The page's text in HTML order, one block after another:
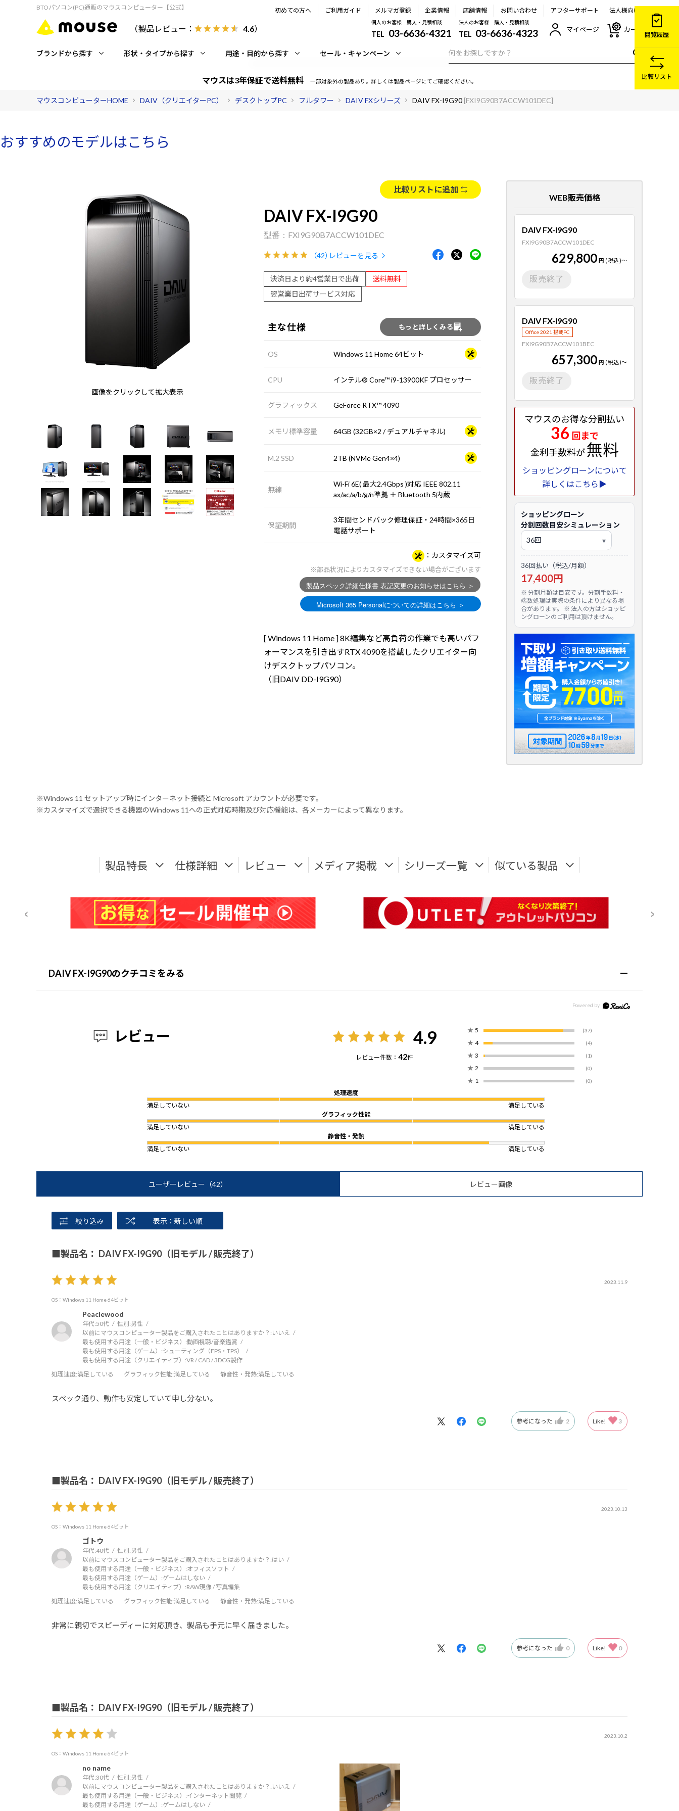
BTOパソコン(PC)通販のマウスコンピューター【公式】
（製品レビュー： 4.6）
初めての方へ ご利用ガイド メルマガ登録 企業情報 店舗情報 お問い合わせ アフターサポート 法人様向け
個人のお客様 購入・見積相談
TEL 03-6636-4321
法人のお客様 購入・見積相談
TEL 03-6636-4323 マイページ カート
ブランドから探す 形状・タイプから探す 用途・目的から探す セール・キャンペーン
マウスは3年保証で送料無料 一部対象外の製品あり。詳しくは製品ページにてご確認ください。
マウスコンピューターHOME DAIV（クリエイターPC） デスクトップPC フルタワー DAIV FXシリーズ DAIV FX-I9G90 [FXI9G90B7ACCW101DEC]
おすすめのモデルはこちら
画像をクリックして拡大表示
比較リストに追加
DAIV FX-I9G90
FXI9G90B7ACCW101DEC
（42）レビューを見る
決済日より約4営業日で出荷
送料無料
翌営業日出荷サービス対応
主な仕様 もっと詳しくみる
OS Windows 11 Home 64ビット
CPU インテル® Core™ i9-13900KF プロセッサー
グラフィックス GeForce RTX™ 4090
メモリ標準容量 64GB (32GB×2 / デュアルチャネル)
M.2 SSD 2TB (NVMe Gen4×4)
無線
Wi-Fi 6E( 最大2.4Gbps )対応 IEEE 802.11
ax/ac/a/b/g/n準拠 ＋ Bluetooth 5内蔵
保証期間
3年間センドバック修理保証・24時間×365日
電話サポート
カスタマイズ可
※部品状況によりカスタマイズできない場合がございます
[ Windows 11 Home ] 8K編集など高負荷の作業でも高いパフ
ォーマンスを引き出すRTX 4090を搭載したクリエイター向
けデスクトップパソコン。
（旧DAIV DD-I9G90）
WEB販売価格
DAIV FX-I9G90
FXI9G90B7ACCW101DEC
629,800 円 (税込)～
販売終了
DAIV FX-I9G90
Office 2021 搭載PC
FXI9G90B7ACCW101BEC
657,300 円 (税込)～
販売終了
マウスのお得な分割払い
36 回まで
金利手数料が無料
ショッピングローンについて
詳しくはこちら▶
ショッピングローン
分割回数目安シミュレーション
36回払い（税込/月額）
17,400円
※ 分割月額は目安です。分割手数料・
端数処理は実際の条件により異なる場
合があります。 ※ 法人の方はショッピ
ングローンのご利用は頂けません。
※Windows 11 セットアップ時にインターネット接続と Microsoft アカウントが必要です。
※カスタマイズで選択できる機器のWindows 11への正式対応時期及び対応機能は、各メーカーによって異なります。
製品特長 仕様詳細 レビュー メディア掲載 シリーズ一覧 似ている製品
DAIV FX-I9G90のクチコミをみる
レビュー 4.9
レビュー件数： 42件
★ 5 (37)
★ 4 (4)
★ 3 (1)
★ 2 (0)
★ 1 (0)
処理速度
満足していない
満足している
グラフィック性能
満足していない
満足している
静音性・発熱
満足していない
満足している
ユーザーレビュー （42） レビュー画像
絞り込み 表示：新しい順
■製品名： DAIV FX-I9G90（旧モデル / 販売終了）
2023.11.9
OS：Windows 11 Home 64ビット
Peaclewood
年代:50代 性別:男性
以前にマウスコンピューター製品をご購入されたことはありますか？: いいえ
最も使用する用途（一般・ビジネス）:動画視聴/音楽鑑賞
最も使用する用途（ゲーム）:シューティング（FPS・TPS）
最も使用する用途（クリエイティブ）:VR / CAD / 3DCG製作
処理速度:満足している グラフィック性能:満足している 静音性・発熱:満足している
スペック通り、動作も安定していて申し分ない。
参考になった 2 Like! 3
■製品名： DAIV FX-I9G90（旧モデル / 販売終了）
2023.10.13
OS：Windows 11 Home 64ビット
ゴトウ
年代:40代 性別:男性
以前にマウスコンピューター製品をご購入されたことはありますか？:はい
最も使用する用途（一般・ビジネス）:オフィスソフト
最も使用する用途（ゲーム）:ゲームはしない
最も使用する用途（クリエイティブ）:RAW現像 / 写真編集
処理速度:満足している グラフィック性能:満足している 静音性・発熱:満足している
非常に親切でスピーディーに対応頂き、製品も手元に早く届きました。
参考になった 0 Like! 0
■製品名： DAIV FX-I9G90（旧モデル / 販売終了）
2023.10.2
OS：Windows 11 Home 64ビット
no name
年代:30代 性別:男性
以前にマウスコンピューター製品をご購入されたことはありますか？: いいえ
最も使用する用途（一般・ビジネス）:インターネット閲覧
最も使用する用途（ゲーム）:ゲームはしない
閲覧履歴
比較リスト